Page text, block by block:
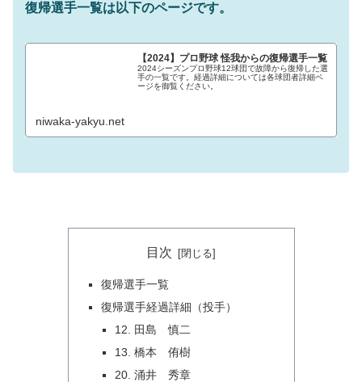
復帰選手一覧は以下のページです。
【2024】プロ野球 怪我からの復帰選手一覧
2024シーズンプロ野球12球団で故障から復帰した選
手の一覧です。経過詳細については各球団者詳細ペ
ージを御覧ください。
niwaka-yakyu.net
目次
復帰選手一覧
復帰選手経過詳細（投手）
12. 田島 慎二
13. 橋本 侑樹
20. 涌井 秀章